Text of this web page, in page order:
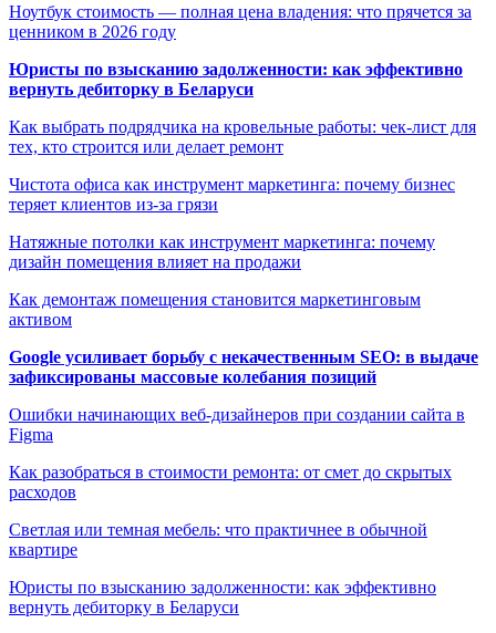
Ноутбук стоимость — полная цена владения: что прячется за
ценником в 2026 году
Юристы по взысканию задолженности: как эффективно
вернуть дебиторку в Беларуси
Как выбрать подрядчика на кровельные работы: чек-лист для
тех, кто строится или делает ремонт
Чистота офиса как инструмент маркетинга: почему бизнес
теряет клиентов из-за грязи
Натяжные потолки как инструмент маркетинга: почему
дизайн помещения влияет на продажи
Как демонтаж помещения становится маркетинговым
активом
Google усиливает борьбу с некачественным SEO: в выдаче
зафиксированы массовые колебания позиций
Ошибки начинающих веб-дизайнеров при создании сайта в
Figma
Как разобраться в стоимости ремонта: от смет до скрытых
расходов
Светлая или темная мебель: что практичнее в обычной
квартире
Юристы по взысканию задолженности: как эффективно
вернуть дебиторку в Беларуси